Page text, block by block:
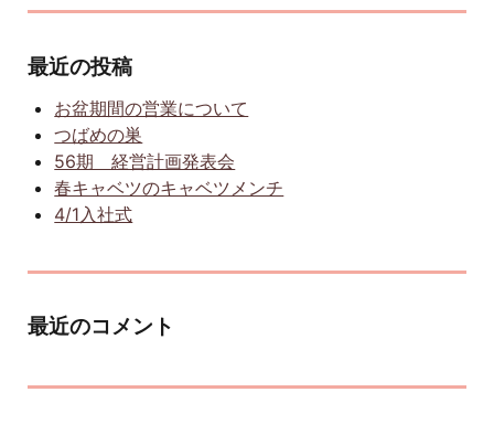
最近の投稿
お盆期間の営業について
つばめの巣
56期 経営計画発表会
春キャベツのキャベツメンチ
4/1入社式
最近のコメント